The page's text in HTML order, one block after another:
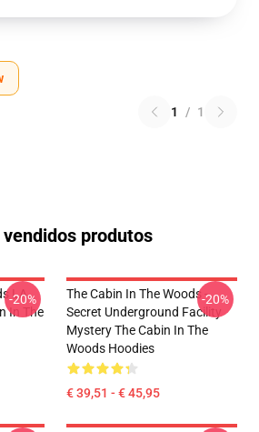
1 / 1
produtos
LA
In The
-20%
The Cabin In The Woods -
Secret Underground Facility
Mystery The Cabin In The
Woods Hoodies
€ 39,51 - € 45,95
-20%